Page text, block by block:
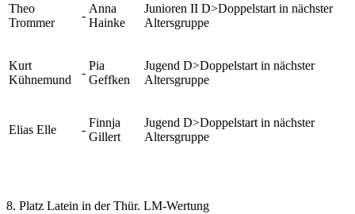
Theo
Trommer
-
Anna
Hainke
Junioren II D>Doppelstart in nächster
Altersgruppe
Kurt
Kühnemund
-
Pia
Geffken
Jugend D>Doppelstart in nächster
Altersgruppe
Elias Elle -
Finnja
Gillert
Jugend D>Doppelstart in nächster
Altersgruppe
8. Platz Latein in der Thür. LM-Wertung